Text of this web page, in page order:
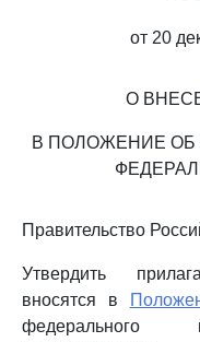
от 20
О
В ПОЛОЖЕНИЕ
Правительство
Утвердить
вносятся в
федерального